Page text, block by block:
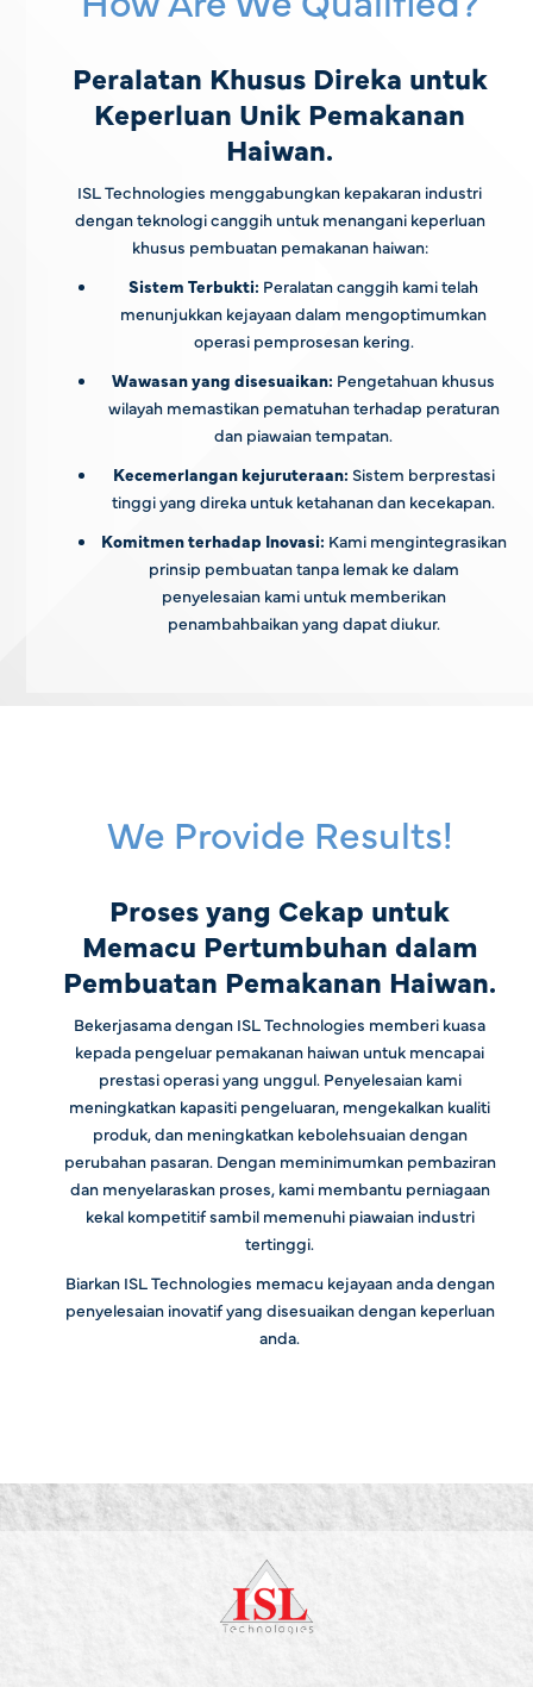
Peralatan Khusus Direka untuk
Keperluan Unik Pemakanan
Haiwan.
ISL Technologies menggabungkan kepakaran industri
dengan teknologi canggih untuk menangani keperluan
khusus pembuatan pemakanan haiwan:
Sistem Terbukti: Peralatan canggih kami telah
menunjukkan kejayaan dalam mengoptimumkan
operasi pemprosesan kering.
Wawasan yang disesuaikan: Pengetahuan khusus
wilayah memastikan pematuhan terhadap peraturan
dan piawaian tempatan.
Kecemerlangan kejuruteraan: Sistem berprestasi
tinggi yang direka untuk ketahanan dan kecekapan.
Komitmen terhadap Inovasi: Kami mengintegrasikan
prinsip pembuatan tanpa lemak ke dalam
penyelesaian kami untuk memberikan
penambahbaikan yang dapat diukur.
We Provide Results!
Proses yang Cekap untuk
Memacu Pertumbuhan dalam
Pembuatan Pemakanan Haiwan.
Bekerjasama dengan ISL Technologies memberi kuasa
kepada pengeluar pemakanan haiwan untuk mencapai
prestasi operasi yang unggul. Penyelesaian kami
meningkatkan kapasiti pengeluaran, mengekalkan kualiti
produk, dan meningkatkan kebolehsuaian dengan
perubahan pasaran. Dengan meminimumkan pembaziran
dan menyelaraskan proses, kami membantu perniagaan
kekal kompetitif sambil memenuhi piawaian industri
tertinggi.
Biarkan ISL Technologies memacu kejayaan anda dengan
penyelesaian inovatif yang disesuaikan dengan keperluan
anda.